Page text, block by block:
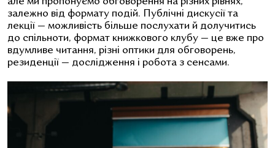
залежно від формату подій. Публічні дискусії та
лекції — можливість більше послухати й долучитись
до спільноти, формат книжкового клубу — це вже про
вдумливе читання, різні оптики для обговорень,
резиденції — дослідження і робота з сенсами.